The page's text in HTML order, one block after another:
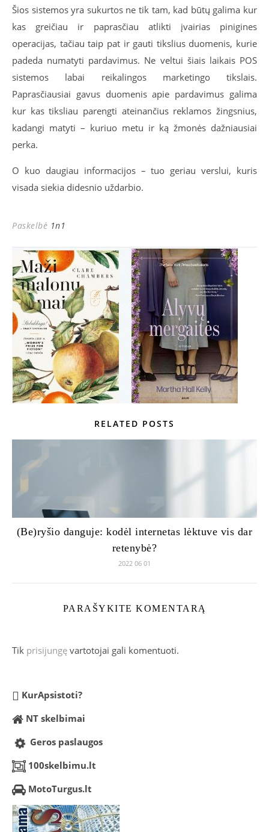
Šios sistemos yra sukurtos ne tik tam, kad būtų galima kur
kas greičiau ir paprasčiau atlikti įvairias pinigines
operacijas, tačiau taip pat ir gauti tikslius duomenis, kurie
padeda numatyti pardavimus. Ne veltui šiais laikais POS
sistemos labai reikalingos marketingo tikslais.
Paprasčiausiai gavus duomenis apie pardavimus galima
kur kas tiksliau parengti ateinančius reklamos žingsnius,
kadangi matyti – kuriuo metu ir ką žmonės dažniausiai
perka.
O kuo daugiau informacijos – tuo geriau verslui, kuris
visada siekia didesnio uždarbio.
Paskelbė 1n1
RELATED POSTS
(Be)ryšio danguje: kodėl internetas lėktuve vis dar
retenybė?
2022 06 01
PARAŠYKITE KOMENTARĄ
Tik prisijungę vartotojai gali komentuoti.
KurApsistoti?
NT skelbimai
Geros paslaugos
100skelbimu.lt
MotoTurgus.lt